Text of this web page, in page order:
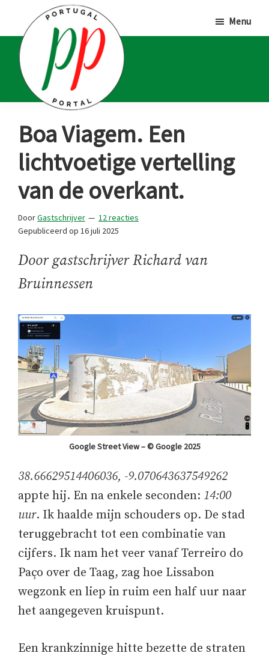
hoofd
inhoud
eerste
sidebar
voettekst
Portal
Portugalliefhebbers
en
fanaten
Menu
Boa Viagem. Een
lichtvoetige vertelling
van de overkant.
DoorGastschrijver
12 reacties
Gepubliceerd op 16 juli 2025
Door gastschrijver Richard van
Bruinnessen
Google Street View – © Google 2025
38.66629514406036, -9.070643637549262
appte hij. En na enkele seconden: 14:00
uur. Ik haalde mijn schouders op. De stad
teruggebracht tot een combinatie van
cijfers. Ik nam het veer vanaf Terreiro do
Paço over de Taag, zag hoe Lissabon
wegzonk en liep in ruim een half uur naar
het aangegeven kruispunt.
Een krankzinnige hitte bezette de straten